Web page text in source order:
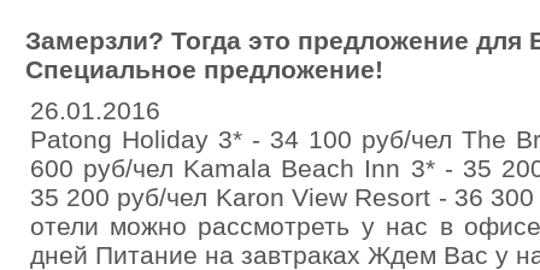
Замерзли? Тогда это предложение для
Специальное предложение!
26.01.2016
Patong Holiday 3* - 34 100 руб/чел The
600 руб/чел Kamala Beach Inn 3* - 35
35 200 руб/чел Karon View Resort - 36
отели можно рассмотреть у нас в
дней Питание на завтраках Ждем Вас у